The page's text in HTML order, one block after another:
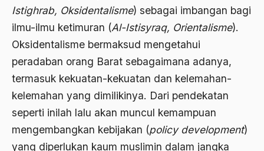
Istighrab, Oksidentalisme) sebagai imbangan bagi
ilmu-ilmu ketimuran (Al-Istisyraq, Orientalisme).
Oksidentalisme bermaksud mengetahui
peradaban orang Barat sebagaimana adanya,
termasuk kekuatan-kekuatan dan kelemahan-
kelemahan yang dimilikinya. Dari pendekatan
seperti inilah lalu akan muncul kemampuan
mengembangkan kebijakan (policy development)
yang diperlukan kaum muslimin dalam jangka
Baku Bae
bali
Bangladesh
bangsa
bangsa arab
Bangsa Berdaulat